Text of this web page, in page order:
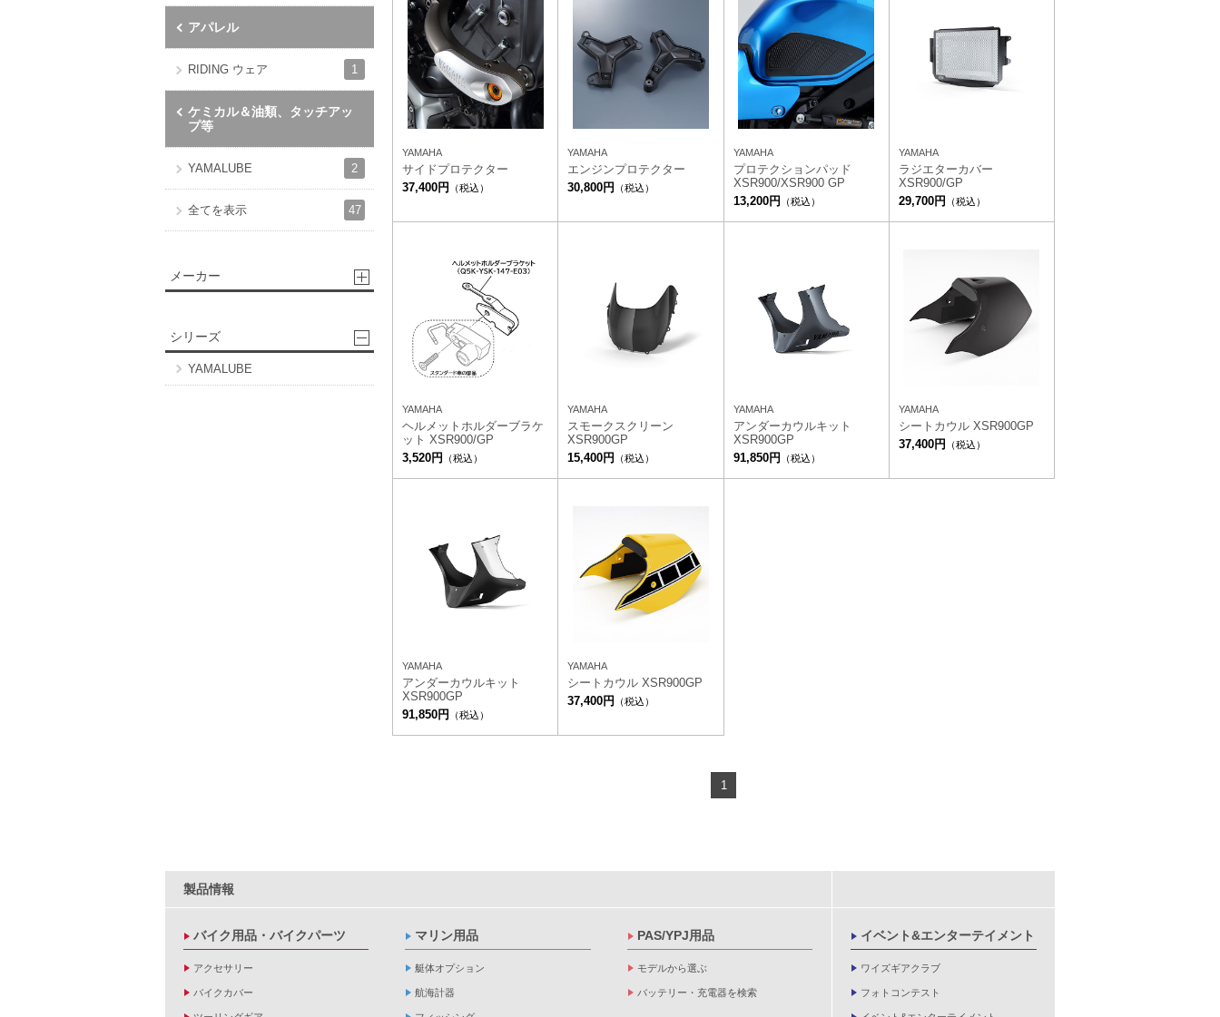
YAMAHA
サイドプロテクター
37,400円
（税込）
YAMAHA
エンジンプロテクター
30,800円
（税込）
YAMAHA
プロテクションパッド
XSR900/XSR900 GP
13,200円
（税込）
YAMAHA
ラジエターカバー
XSR900/GP
29,700円
（税込）
YAMAHA
ヘルメットホルダーブラケ
ット XSR900/GP
3,520円
（税込）
YAMAHA
スモークスクリーン
XSR900GP
15,400円
（税込）
YAMAHA
アンダーカウルキット
XSR900GP
91,850円
（税込）
YAMAHA
シートカウル XSR900GP
37,400円
（税込）
YAMAHA
アンダーカウルキット
XSR900GP
91,850円
（税込）
YAMAHA
シートカウル XSR900GP
37,400円
（税込）
1
アパレル
RIDING ウェア 1
ケミカル＆油類、タッチアッ
プ等
YAMALUBE 2
全てを表示 47
メーカー
シリーズ
YAMALUBE
製品情報
バイク用品・バイクパーツ
アクセサリー
バイクカバー
マリン用品
艇体オプション
航海計器
PAS/YPJ用品
モデルから選ぶ
バッテリー・充電器を検索
イベント&エンターテイメント
ワイズギアクラブ
フォトコンテスト